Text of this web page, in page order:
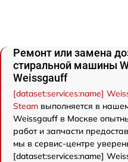
Ремонт или замена
стиральной машины
Weissgauff
[dataset:services:name]
Steam выполняется в
Weissgauff в Москве
работ и запчасти
мы в сервис-центре
[dataset:services:name]